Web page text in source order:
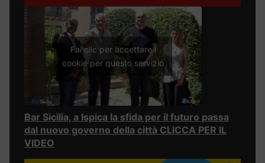
Fai clic per accettare i
cookie per questo servizio
Bar Sicilia, a Ispica la sfida per il futuro passa
dal nuovo governo della città CLICCA PER IL
VIDEO